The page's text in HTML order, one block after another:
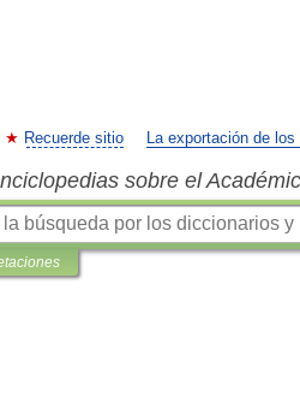
Recuerde sitio La exportación de
sobre el